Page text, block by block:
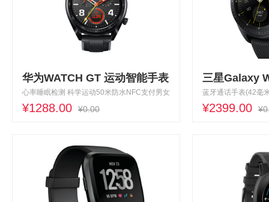
华为WATCH GT 运动智能手表
心率睡眠检测 科学运动50米防水NFC支付男女
手表 运动款（黑色）
¥1288.00 ¥0.00
三星Galaxy
蓝牙通话手表(42毫
制 39种运动追踪 午
¥2399.00